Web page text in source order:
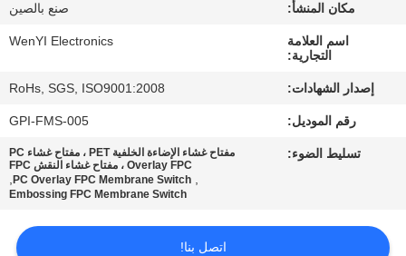
مراقبة
الجودة
اقتباس
مكان المنشأ: صنع بالصين
اسم العلامة
التجارية:
WenYI Electronics
إصدار الشهادات: RoHs, SGS, ISO9001:2008
رقم الموديل: GPI-FMS-005
تسليط الضوء:
مفتاح غشاء الإضاءة الخلفية PET ، مفتاح غشاء PC
Overlay FPC ، مفتاح غشاء النقش FPC
,
PC Overlay FPC Membrane Switch
,
Embossing FPC Membrane Switch
اتصل بنا!